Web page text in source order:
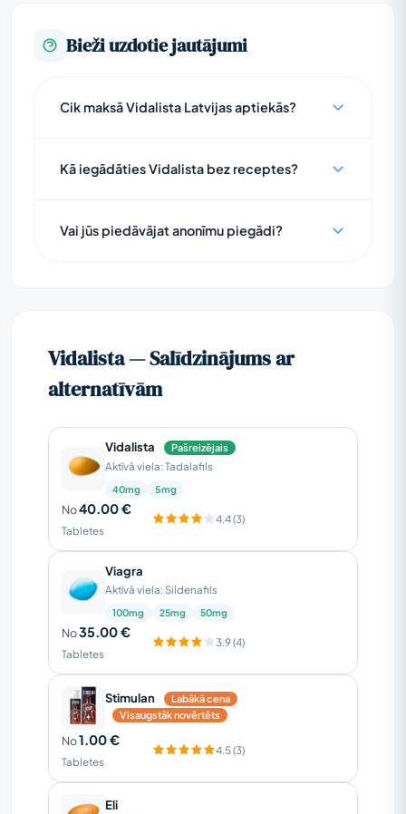
Bieži uzdotie jautājumi
Cik maksā Vidalista Latvijas aptiekās?
Kā iegādāties Vidalista bez receptes?
Vai jūs piedāvājat anonīmu piegādi?
Vidalista — Salīdzinājums ar
alternatīvām
Vidalista Pašreizējais
Aktīvā viela: Tadalafils
40mg 5mg
No40.00 €
Tabletes
4.4 (3)
Viagra
Aktīvā viela: Sildenafils
100mg 25mg 50mg
No35.00 €
Tabletes
3.9 (4)
Stimulan
Labākā cena
Visaugstāk novērtēts
No1.00 €
Tabletes
4.5 (3)
Eli